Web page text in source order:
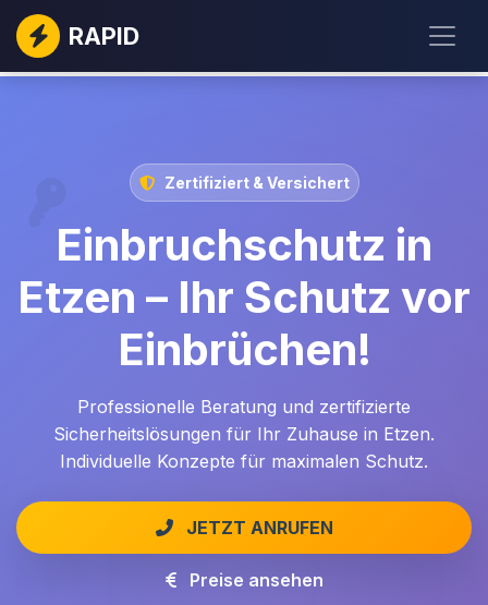
RAPID
Zertifiziert & Versichert
Einbruchschutz in
Etzen – Ihr Schutz vor
Einbrüchen!
Professionelle Beratung und zertifizierte
Sicherheitslösungen für Ihr Zuhause in Etzen.
Individuelle Konzepte für maximalen Schutz.
JETZT ANRUFEN
Preise ansehen